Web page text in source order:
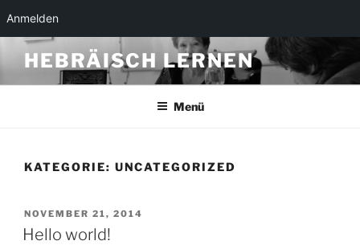
Anmelden
Inhalt
springen
HEBRÄISCH LERNEN
Menü
KATEGORIE: UNCATEGORIZED
VERÖFFENTLICHT
AM
NOVEMBER 21, 2014
Hello world!